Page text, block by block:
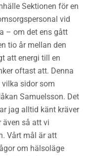
Sektionen för en
vid
– om det ens gått
tio år mellan den
att energi till en
oftast att. Denna
sidor som
Samuelsson. Det
jag alltid känt kräver
även så att vi
Vårt mål är att
om hälsoläge